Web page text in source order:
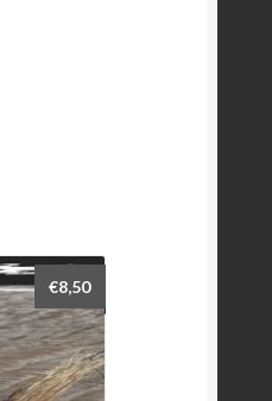
€8,50